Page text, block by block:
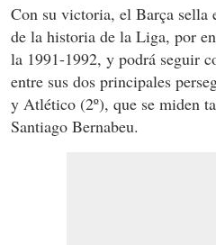
Con su victoria, el Barça sella
de la historia de la Liga, por
la 1991-1992, y podrá seguir
entre sus dos principales
y Atlético (2º), que se miden
Santiago Bernabeu.